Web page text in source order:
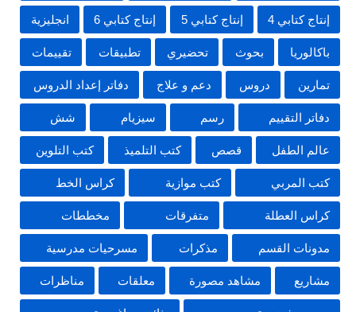
إنتاج كتابي 4 إنتاج كتابي 5 إنتاج كتابي 6 انجليزية
باكالوريا بحوث تحضيري تطبيقات تقييمات
تمارين دروس دعم و علاج دفاتر إعداد الدروس
دفاتر التقييم رسم سيزيام شش
عالم الطفل قصص كتب التلميذ كتب التلوين
كتب المربي كتب موازية كراس الخط
كراس العطلة متفرقات مخططات
مدونات القسم مذكرات مسرحيات مدرسية
مشاريع مشاهد مصورة معلقات مناظرات